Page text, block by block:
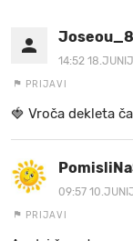
14:52
PRIJAVI
🍓 V r o č a d e k l e t
09:57
PRIJAVI